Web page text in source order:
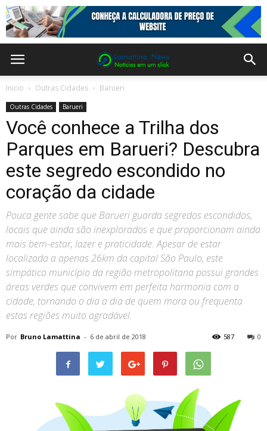
Inicio Outras Cidades Barueri
Outras Cidades Barueri
Você conhece a Trilha dos
Parques em Barueri? Descubra
este segredo escondido no
coração da cidade
Pouca gente sabe que Barueri guarda segredos escondidos,
locais que ainda são inexplorados e que proporcionam ainda
mais bem-estar, lazer e praticidade. Apesar de estar
localizada a apenas 26km da capital São Paulo, este
simpático município da região metropolitana possui grandes
áreas verdes que convivem em perfeita harmonia com a
cidade, tornando o dia a dia de quem mora ou frequenta
estas regiões muito agradável.
Por Bruno Lamattina - 6 de abril de 2018 0
587